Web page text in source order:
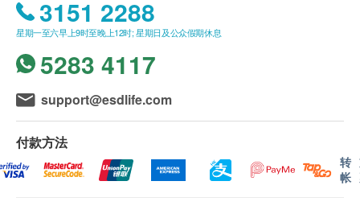
取下喷嘴上的保护盖。
用食指和中指握住瓶子，拇指放在瓶底。
如有必要，先将喷鼻妥(VIRALEZE™) 喷洒1次或
多次到空气中或纸巾上，直到喷出细雾，便可使
用。
按压其中一个鼻孔，然后将喷嘴轻轻插入另一鼻孔
（尖端应朝后并略微倾斜及远离鼻子中线）。
保持瓶身直立，压下泵身以排出喷雾，同时以鼻子
轻轻吸气。
易有权拒绝接受该订单，并且会于送货前透过电话
或电邮通知顾客再作安排。
一般条款
所有出售之货品均不设退款。
此产品由恒安威信药业有限公司提供。
如有任何争议，恒安威信药业有限公司及健康生活
易保留最终决议权。
3151 2288
星期一至六早上9时至晚上12时; 星期日及公众假期休息
5283 4117
support@esdlife.com
付款方法
转
帐